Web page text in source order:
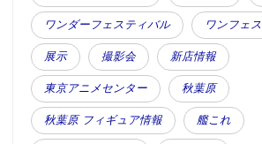
ワンダーフェスティバル ワンフェス
展示 撮影会 新店情報
東京アニメセンター 秋葉原
秋葉原 フィギュア情報 艦これ